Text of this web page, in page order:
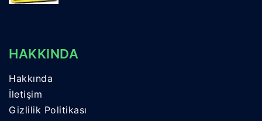
HAKKINDA
Hakkında
İletişim
Gizlilik Politikası